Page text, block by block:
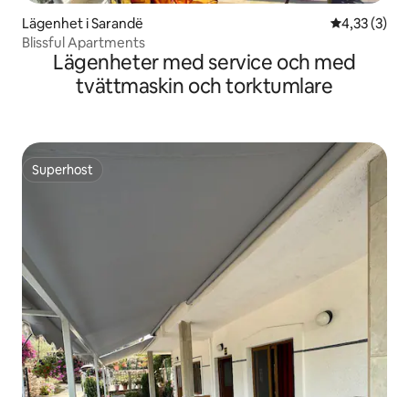
Lägenhet i Sarandë 4,33 av 5 i
4,33 (3)
Blissful Apartments
Lägenheter med service och med
tvättmaskin och torktumlare
Superhost
Superhost